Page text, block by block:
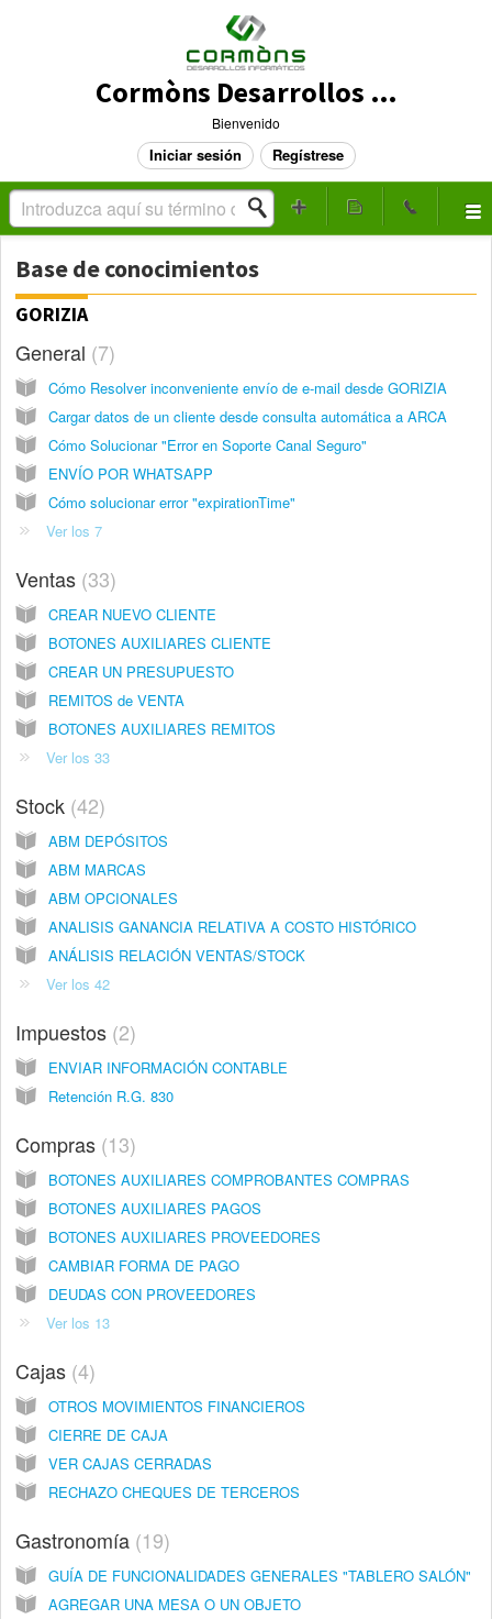
Cormòns Desarrollos Informáticos - Mesa de Ayuda
Bienvenido
Iniciar sesión Regístrese
Base de conocimientos
GORIZIA
General 7
Cómo Resolver inconveniente envío de e-mail desde GORIZIA
Cargar datos de un cliente desde consulta automática a ARCA
Cómo Solucionar "Error en Soporte Canal Seguro"
ENVÍO POR WHATSAPP
Cómo solucionar error "expirationTime"
Ver los 7
Ventas 33
CREAR NUEVO CLIENTE
BOTONES AUXILIARES CLIENTE
CREAR UN PRESUPUESTO
REMITOS de VENTA
BOTONES AUXILIARES REMITOS
Ver los 33
Stock 42
ABM DEPÓSITOS
ABM MARCAS
ABM OPCIONALES
ANALISIS GANANCIA RELATIVA A COSTO HISTÓRICO
ANÁLISIS RELACIÓN VENTAS/STOCK
Ver los 42
Impuestos 2
ENVIAR INFORMACIÓN CONTABLE
Retención R.G. 830
Compras 13
BOTONES AUXILIARES COMPROBANTES COMPRAS
BOTONES AUXILIARES PAGOS
BOTONES AUXILIARES PROVEEDORES
CAMBIAR FORMA DE PAGO
DEUDAS CON PROVEEDORES
Ver los 13
Cajas 4
OTROS MOVIMIENTOS FINANCIEROS
CIERRE DE CAJA
VER CAJAS CERRADAS
RECHAZO CHEQUES DE TERCEROS
Gastronomía 19
GUÍA DE FUNCIONALIDADES GENERALES "TABLERO SALÓN"
AGREGAR UNA MESA O UN OBJETO